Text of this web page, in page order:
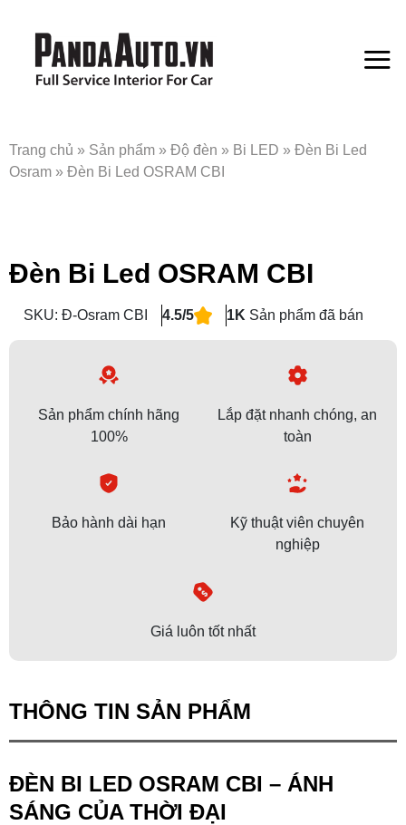
Trang chủ » Sản phẩm » Độ đèn » Bi LED » Đèn Bi Led
Osram » Đèn Bi Led OSRAM CBI
Đèn Bi Led OSRAM CBI
SKU: Đ-Osram CBI 4.5/5 1K Sản phẩm đã bán
Sản phẩm chính hãng
100%
Lắp đặt nhanh chóng, an
toàn
Bảo hành dài hạn
Kỹ thuật viên chuyên
nghiệp
Giá luôn tốt nhất
THÔNG TIN SẢN PHẨM
ĐÈN BI LED OSRAM CBI – ÁNH
SÁNG CỦA THỜI ĐẠI